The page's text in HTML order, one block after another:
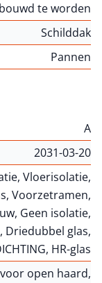
te worden
Schilddak
Pannen
A
2031-03-20
Vloerisolatie,
Voorzetramen,
Geen isolatie,
Driedubbel glas,
HR-glas
open haard,